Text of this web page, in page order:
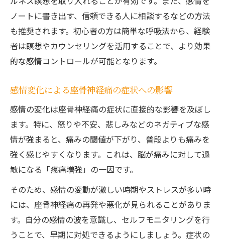
ノートに書き出す、信頼できる人に相談するなどの方法
も推奨されます。初心者の方は簡単な呼吸法から、経験
者は瞑想やカウンセリングを活用することで、より効果
的な感情コントロールが可能となります。
感情変化による座骨神経痛の症状への影響
感情の変化は座骨神経痛の症状に直接的な影響を及ぼし
ます。特に、怒りや不安、悲しみなどのネガティブな感
情が強まると、痛みの閾値が下がり、普段よりも痛みを
強く感じやすくなります。これは、脳が痛みに対して過
敏になる「疼痛増強」の一因です。
そのため、感情の変動が激しい時期やストレスが多い時
には、座骨神経痛の再発や悪化が見られることがありま
す。自分の感情の波を意識し、セルフモニタリングを行
うことで、早期に対処できるようにしましょう。症状の